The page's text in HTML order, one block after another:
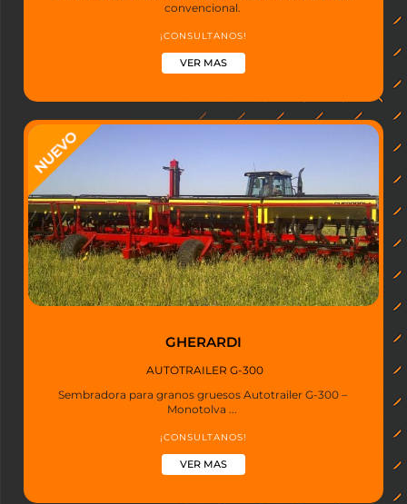
convencional.
¡CONSULTANOS!
VER MAS
GHERARDI
AUTOTRAILER G-300
Sembradora para granos gruesos Autotrailer G-300 –
Monotolva ...
¡CONSULTANOS!
VER MAS